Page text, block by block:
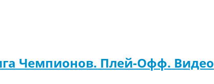
Чемпионов. Плей-Офф. Видео